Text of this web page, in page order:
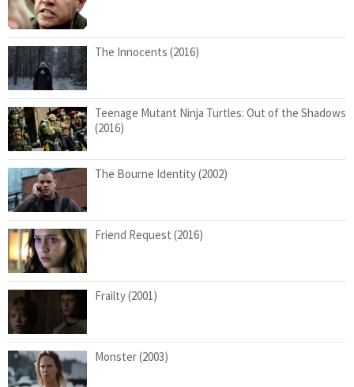
The Innocents (2016)
Teenage Mutant Ninja Turtles: Out of the Shadows
(2016)
The Bourne Identity (2002)
Friend Request (2016)
Frailty (2001)
Monster (2003)